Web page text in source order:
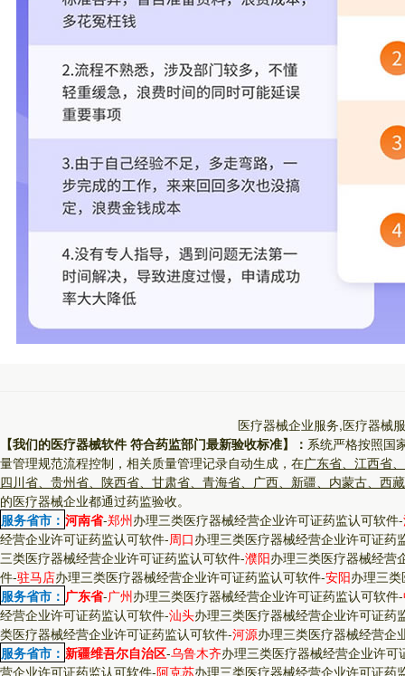
医疗器械企业服务,医疗器械
【我们的医疗器械软件 符合药监部门最新验收标准】： 系统严格按照国
量管理规范流程控制，相关质量管理记录自动生成，在广东省、江西省
四川省、贵州省、陕西省、甘肃省、青海省、广西、新疆、内蒙古、西
的医疗器械企业都通过药监验收。
服务省市： 河南省-郑州办理三类医疗器械经营企业许可证药监认可软件-
经营企业许可证药监认可软件-周口办理三类医疗器械经营企业许可证药
三类医疗器械经营企业许可证药监认可软件-濮阳办理三类医疗器械经营
件-驻马店办理三类医疗器械经营企业许可证药监认可软件-安阳办理三
服务省市： 广东省-广州办理三类医疗器械经营企业许可证药监认可软件-
经营企业许可证药监认可软件-汕头办理三类医疗器械经营企业许可证药
类医疗器械经营企业许可证药监认可软件-河源办理三类医疗器械经营企
服务省市： 新疆维吾尔自治区-乌鲁木齐办理三类医疗器械经营企业许可
营企业许可证药监认可软件-阿克苏办理三类医疗器械经营企业许可证药